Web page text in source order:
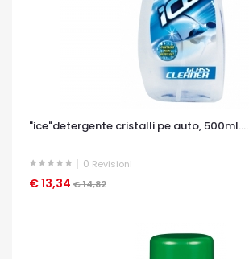
"ice"detergente cristalli pe auto, 500ml....
0 Revisioni
€ 13,34 € 14,82
OCCHIATA VELOCE